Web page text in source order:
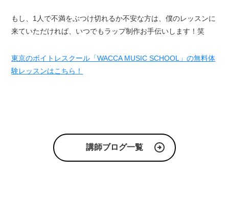
もし、1人で不満をぶつけ切れるか不安な方は、僕のレッスンに
来ていただければ、いつでもラップ制作お手伝いします！笑
東京のボイトレスクール「WACCA MUSIC SCHOOL」の無料体
験レッスンはこちら！
講師ブログ一覧